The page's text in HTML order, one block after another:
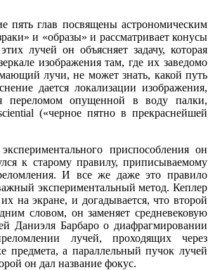
пять глав посвящены астрономическим
и «образы» и рассматривает конусы
лучей он объясняет задачу, которая
изображения там, где их заведомо
лучи, не может знать, какой путь
дается локализации изображения,
переломом опущенной в воду палки,
(«черное пятно в прекраснейшей
приспособления он
к старому правилу, приписываемому
И все же даже это правило
экспериментальный метод. Кеплер
на экране, и догадывается, что второй
словом, он заменяет средневековую
Даниэля Барбаро о диафрагмировании
лучей, проходящих через
предмета, а параллельный пучок лучей
он дал название фокус.